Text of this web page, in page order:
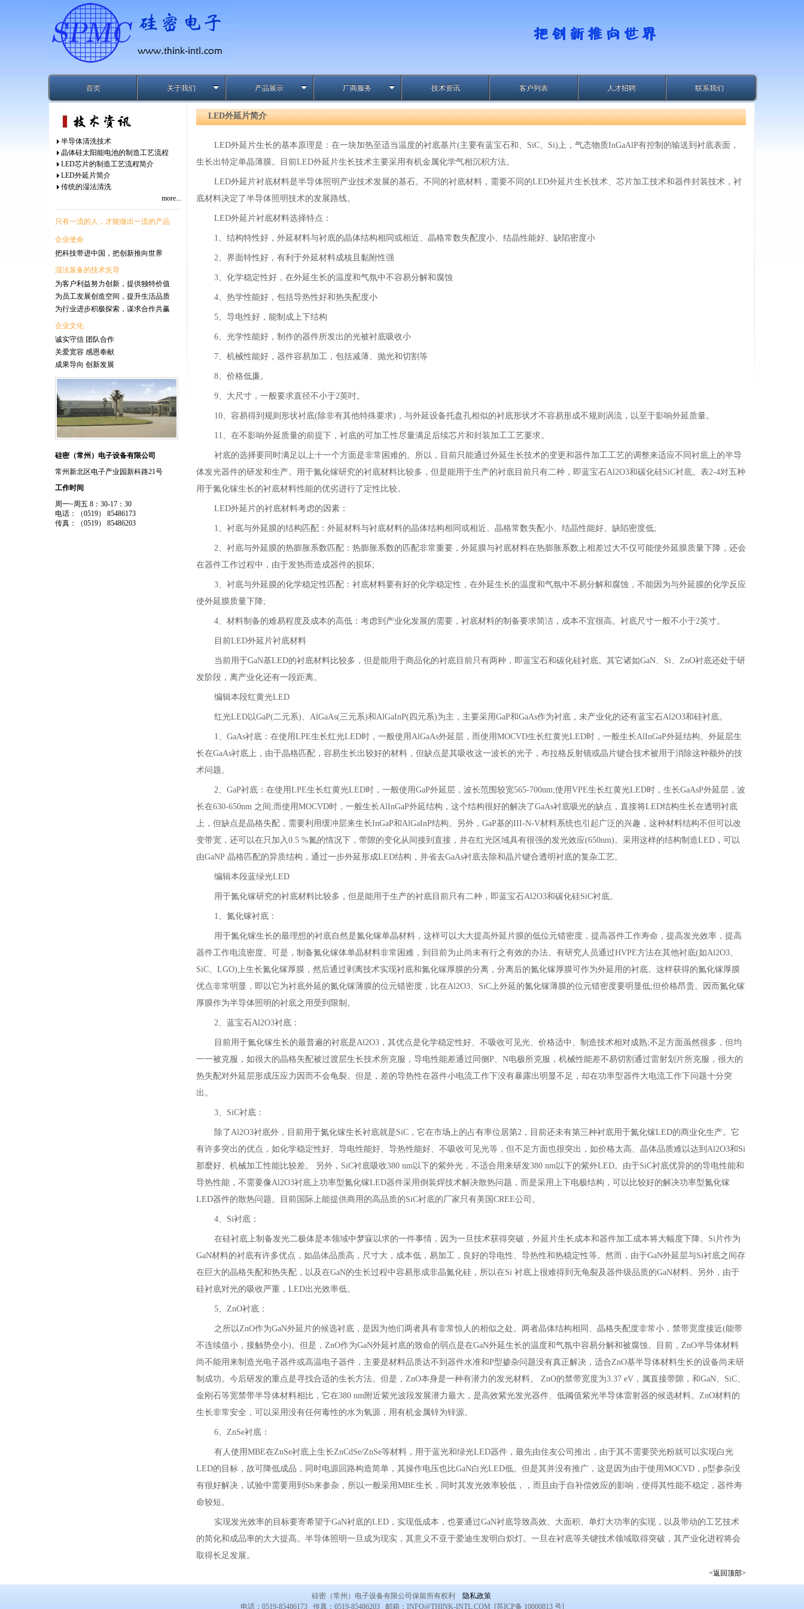
首页 关于我们 产品展示 厂商服务 技术资讯 客户列表 人才招聘 联系我们
半导体清洗技术
晶体硅太阳能电池的制造工艺流程
LED芯片的制造工艺流程简介
LED外延片简介
传统的湿法清洗
more...
只有一流的人，才能做出一流的产品
企业使命
把科技带进中国，把创新推向世界
湿法装备的技术先导
为客户利益努力创新，提供独特价值
为员工发展创造空间，提升生活品质
为行业进步积极探索，谋求合作共赢
企业文化
诚实守信 团队合作
关爱宽容 感恩奉献
成果导向 创新发展
硅密（常州）电子设备有限公司
常州新北区电子产业园新科路21号
工作时间
周一~周五 8：30-17：30
电话：（0519） 85486173
传真：（0519） 85486203
LED外延片简介
LED外延片生长的基本原理是：在一块加热至适当温度的衬底基片(主要有蓝宝石和、SiC、Si)上，气态物质InGaAlP有控制的输送到衬底表面，
生长出特定单晶薄膜。目前LED外延片生长技术主要采用有机金属化学气相沉积方法。
LED外延片衬底材料是半导体照明产业技术发展的基石。不同的衬底材料，需要不同的LED外延片生长技术、芯片加工技术和器件封装技术，衬
底材料决定了半导体照明技术的发展路线。
LED外延片衬底材料选择特点：
1、结构特性好，外延材料与衬底的晶体结构相同或相近、晶格常数失配度小、结晶性能好、缺陷密度小
2、界面特性好，有利于外延材料成核且黏附性强
3、化学稳定性好，在外延生长的温度和气氛中不容易分解和腐蚀
4、热学性能好，包括导热性好和热失配度小
5、导电性好，能制成上下结构
6、光学性能好，制作的器件所发出的光被衬底吸收小
7、机械性能好，器件容易加工，包括减薄、抛光和切割等
8、价格低廉。
9、大尺寸，一般要求直径不小于2英吋。
10、容易得到规则形状衬底(除非有其他特殊要求)，与外延设备托盘孔相似的衬底形状才不容易形成不规则涡流，以至于影响外延质量。
11、在不影响外延质量的前提下，衬底的可加工性尽量满足后续芯片和封装加工工艺要求。
衬底的选择要同时满足以上十一个方面是非常困难的。所以，目前只能通过外延生长技术的变更和器件加工工艺的调整来适应不同衬底上的半导
体发光器件的研发和生产。用于氮化镓研究的衬底材料比较多，但是能用于生产的衬底目前只有二种，即蓝宝石Al2O3和碳化硅SiC衬底。表2-4对五种
用于氮化镓生长的衬底材料性能的优劣进行了定性比较。
LED外延片的衬底材料考虑的因素：
1、衬底与外延膜的结构匹配：外延材料与衬底材料的晶体结构相同或相近、晶格常数失配小、结晶性能好、缺陷密度低;
2、衬底与外延膜的热膨胀系数匹配：热膨胀系数的匹配非常重要，外延膜与衬底材料在热膨胀系数上相差过大不仅可能使外延膜质量下降，还会
在器件工作过程中，由于发热而造成器件的损坏;
3、衬底与外延膜的化学稳定性匹配：衬底材料要有好的化学稳定性，在外延生长的温度和气氛中不易分解和腐蚀，不能因为与外延膜的化学反应
使外延膜质量下降;
4、材料制备的难易程度及成本的高低：考虑到产业化发展的需要，衬底材料的制备要求简洁，成本不宜很高。衬底尺寸一般不小于2英寸。
目前LED外延片衬底材料
当前用于GaN基LED的衬底材料比较多，但是能用于商品化的衬底目前只有两种，即蓝宝石和碳化硅衬底。其它诸如GaN、Si、ZnO衬底还处于研
发阶段，离产业化还有一段距离。
编辑本段红黄光LED
红光LED以GaP(二元系)、AlGaAs(三元系)和AlGaInP(四元系)为主，主要采用GaP和GaAs作为衬底，未产业化的还有蓝宝石Al2O3和硅衬底。
1、GaAs衬底：在使用LPE生长红光LED时，一般使用AlGaAs外延层，而使用MOCVD生长红黄光LED时，一般生长AlInGaP外延结构。外延层生
长在GaAs衬底上，由于晶格匹配，容易生长出较好的材料，但缺点是其吸收这一波长的光子，布拉格反射镜或晶片键合技术被用于消除这种额外的技
术问题。
2、GaP衬底：在使用LPE生长红黄光LED时，一般使用GaP外延层，波长范围较宽565-700nm;使用VPE生长红黄光LED时，生长GaAsP外延层，波
长在630-650nm 之间;而使用MOCVD时，一般生长AlInGaP外延结构，这个结构很好的解决了GaAs衬底吸光的缺点，直接将LED结构生长在透明衬底
上，但缺点是晶格失配，需要利用缓冲层来生长InGaP和AlGaInP结构。另外，GaP基的III-N-V材料系统也引起广泛的兴趣，这种材料结构不但可以改
变带宽，还可以在只加入0.5 %氮的情况下，带隙的变化从间接到直接，并在红光区域具有很强的发光效应(650nm)。采用这样的结构制造LED，可以
由GaNP 晶格匹配的异质结构，通过一步外延形成LED结构，并省去GaAs衬底去除和晶片键合透明衬底的复杂工艺。
编辑本段蓝绿光LED
用于氮化镓研究的衬底材料比较多，但是能用于生产的衬底目前只有二种，即蓝宝石Al2O3和碳化硅SiC衬底。
1、氮化镓衬底：
用于氮化镓生长的最理想的衬底自然是氮化镓单晶材料，这样可以大大提高外延片膜的低位元错密度，提高器件工作寿命，提高发光效率，提高
器件工作电流密度。可是，制备氮化镓体单晶材料非常困难，到目前为止尚未有行之有效的办法。有研究人员通过HVPE方法在其他衬底(如Al2O3、
SiC、LGO)上生长氮化镓厚膜，然后通过剥离技术实现衬底和氮化镓厚膜的分离，分离后的氮化镓厚膜可作为外延用的衬底。这样获得的氮化镓厚膜
优点非常明显，即以它为衬底外延的氮化镓薄膜的位元错密度，比在Al2O3、SiC上外延的氮化镓薄膜的位元错密度要明显低;但价格昂贵。因而氮化镓
厚膜作为半导体照明的衬底之用受到限制。
2、蓝宝石Al2O3衬底：
目前用于氮化镓生长的最普遍的衬底是Al2O3，其优点是化学稳定性好、不吸收可见光、价格适中、制造技术相对成熟;不足方面虽然很多，但均
一一被克服，如很大的晶格失配被过渡层生长技术所克服，导电性能差通过同侧P、N电极所克服，机械性能差不易切割通过雷射划片所克服，很大的
热失配对外延层形成压应力因而不会龟裂。但是，差的导热性在器件小电流工作下没有暴露出明显不足，却在功率型器件大电流工作下问题十分突
出。
3、SiC衬底：
除了Al2O3衬底外，目前用于氮化镓生长衬底就是SiC，它在市场上的占有率位居第2，目前还未有第三种衬底用于氮化镓LED的商业化生产。它
有许多突出的优点，如化学稳定性好、导电性能好、导热性能好、不吸收可见光等，但不足方面也很突出，如价格太高、晶体品质难以达到Al2O3和Si
那麼好、机械加工性能比较差。 另外，SiC衬底吸收380 nm以下的紫外光，不适合用来研发380 nm以下的紫外LED。由于SiC衬底优异的的导电性能和
导热性能，不需要像Al2O3衬底上功率型氮化镓LED器件采用倒装焊技术解决散热问题，而是采用上下电极结构，可以比较好的解决功率型氮化镓
LED器件的散热问题。目前国际上能提供商用的高品质的SiC衬底的厂家只有美国CREE公司。
4、Si衬底：
在硅衬底上制备发光二极体是本领域中梦寐以求的一件事情，因为一旦技术获得突破，外延片生长成本和器件加工成本将大幅度下降。Si片作为
GaN材料的衬底有许多优点，如晶体品质高，尺寸大，成本低，易加工，良好的导电性、导热性和热稳定性等。然而，由于GaN外延层与Si衬底之间存
在巨大的晶格失配和热失配，以及在GaN的生长过程中容易形成非晶氮化硅，所以在Si 衬底上很难得到无龟裂及器件级品质的GaN材料。另外，由于
硅衬底对光的吸收严重，LED出光效率低。
5、ZnO衬底：
之所以ZnO作为GaN外延片的候选衬底，是因为他们两者具有非常惊人的相似之处。两者晶体结构相同、晶格失配度非常小，禁带宽度接近(能带
不连续值小，接触势垒小)。但是，ZnO作为GaN外延衬底的致命的弱点是在GaN外延生长的温度和气氛中容易分解和被腐蚀。目前，ZnO半导体材料
尚不能用来制造光电子器件或高温电子器件，主要是材料品质达不到器件水准和P型掺杂问题没有真正解决，适合ZnO基半导体材料生长的设备尚未研
制成功。今后研发的重点是寻找合适的生长方法。但是，ZnO本身是一种有潜力的发光材料。 ZnO的禁带宽度为3.37 eV，属直接带隙，和GaN、SiC、
金刚石等宽禁带半导体材料相比，它在380 nm附近紫光波段发展潜力最大，是高效紫光发光器件、低阈值紫光半导体雷射器的候选材料。ZnO材料的
生长非常安全，可以采用没有任何毒性的水为氧源，用有机金属锌为锌源。
6、ZnSe衬底：
有人使用MBE在ZnSe衬底上生长ZnCdSe/ZnSe等材料，用于蓝光和绿光LED器件，最先由住友公司推出，由于其不需要荧光粉就可以实现白光
LED的目标，故可降低成品，同时电源回路构造简单，其操作电压也比GaN白光LED低。但是其并没有推广，这是因为由于使用MOCVD，p型参杂没
有很好解决，试验中需要用到Sb来参杂，所以一般采用MBE生长，同时其发光效率较低，，而且由于自补偿效应的影响，使得其性能不稳定，器件寿
命较短。
实现发光效率的目标要寄希望于GaN衬底的LED，实现低成本，也要通过GaN衬底导致高效、大面积、单灯大功率的实现，以及带动的工艺技术
的简化和成品率的大大提高。半导体照明一旦成为现实，其意义不亚于爱迪生发明白炽灯。一旦在衬底等关键技术领域取得突破，其产业化进程将会
取得长足发展。
<返回顶部>
硅密（常州）电子设备有限公司保留所有权利
隐私政策
电话：0519-85486173 传真：0519-85486203 邮箱：INFO@THINK-INTL.COM [苏ICP备 10000813 号]